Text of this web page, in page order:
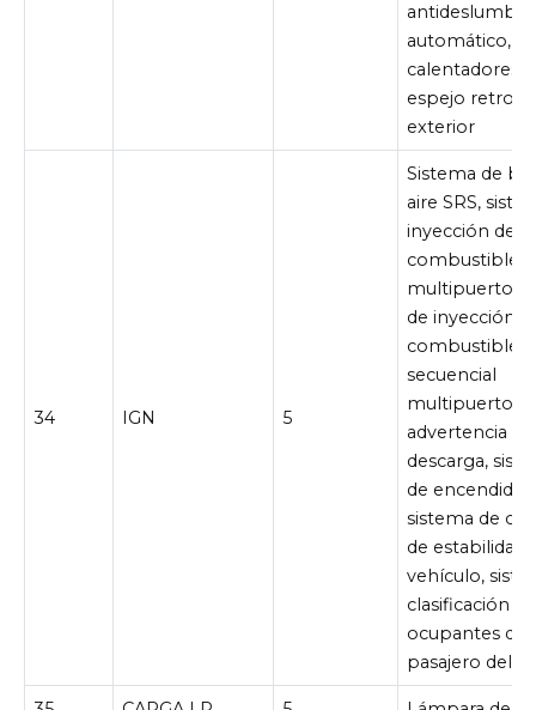
automático,
calentadores
espejo
exterior
34 IGN 5
Sistema de
aire SRS,
inyección de
combustible
multipuerto/
de inyección
combustible
secuencial
multipuerto,
advertencia de
descarga,
de encendido,
sistema de
de estabilidad
vehículo,
clasificación de
ocupantes del
pasajero